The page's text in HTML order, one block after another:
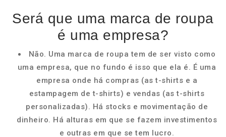
Será que uma marca de roupa
é uma empresa?
Não. Uma marca de roupa tem de ser visto como
uma empresa, que no fundo é isso que ela é. É uma
empresa onde há compras (as t-shirts e a
estampagem de t-shirts) e vendas (as t-shirts
personalizadas). Há stocks e movimentação de
dinheiro. Há alturas em que se fazem investimentos
e outras em que se tem lucro.